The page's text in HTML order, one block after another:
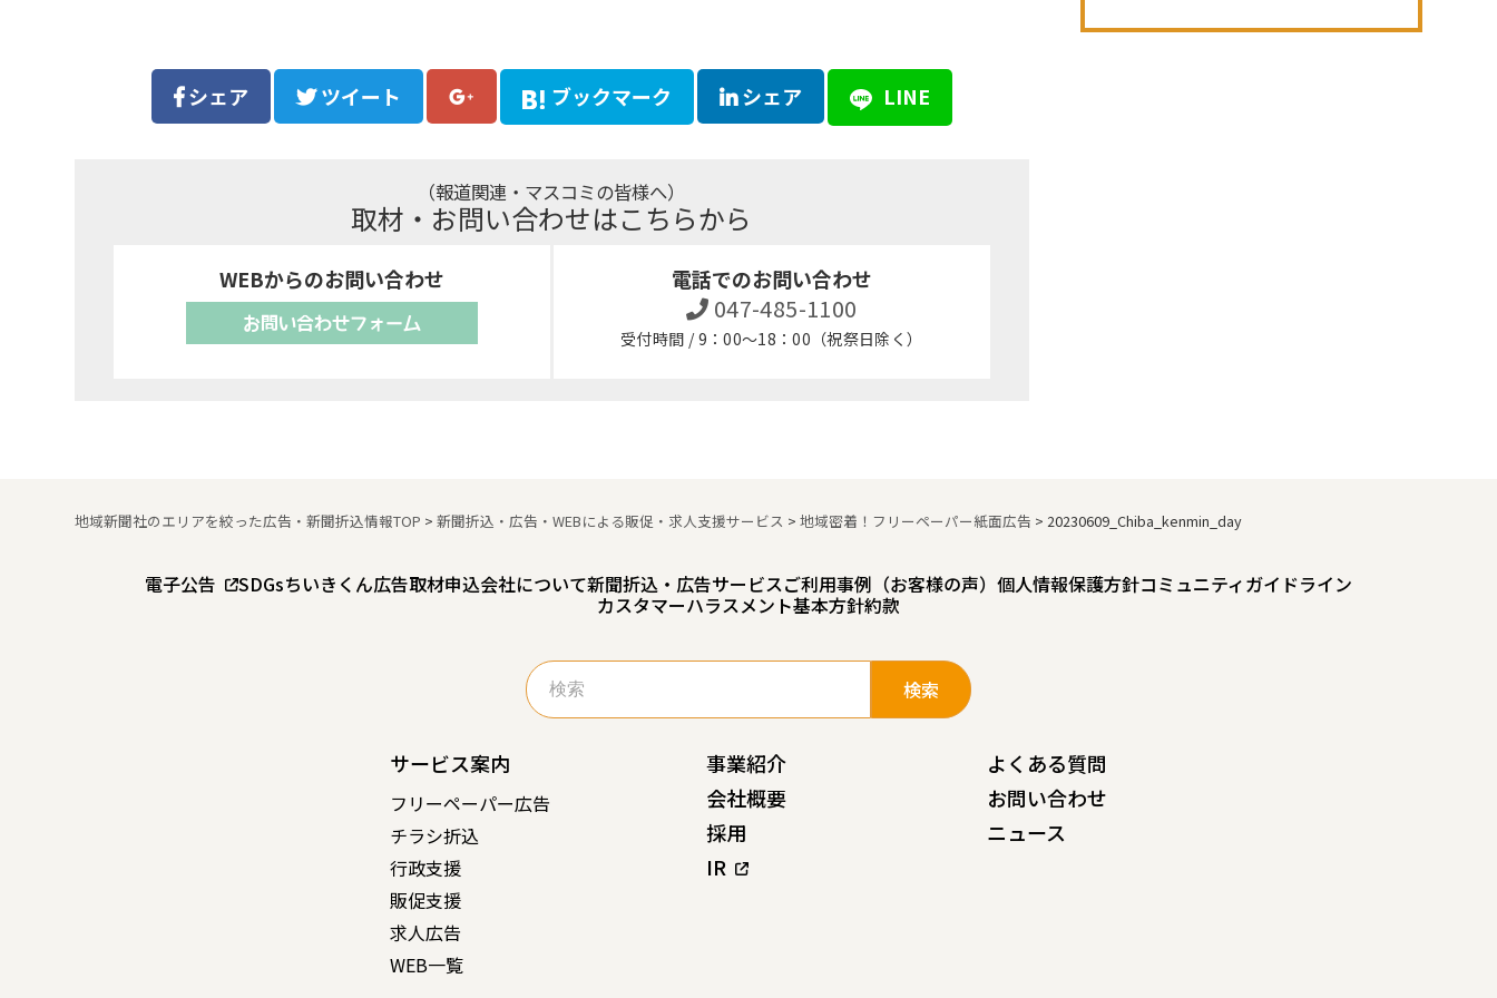
シェア ツイート ブックマーク シェア LINE
（報道関連・マスコミの皆様へ）
取材・お問い合わせはこちらから
WEBからのお問い合わせ
お問い合わせフォーム
電話でのお問い合わせ
047-485-1100
受付時間 / 9：00～18：00（祝祭日除く）
地域新聞社のエリアを絞った広告・新聞折込情報TOP >新聞折込・広告・WEBによる販促・求人支援サービス >地域密着！フリーペーパー紙面広告 > 20230609_Chiba_kenmin_day
電子公告 SDGsちいきくん広告取材申込会社について新聞折込・広告サービスご利用事例（お客様の声） 個人情報保護方針コミュニティガイドライン
カスタマーハラスメント基本方針約款
検
索:
サービス案内
フリーペーパー広告
チラシ折込
行政支援
販促支援
求人広告
WEB一覧
事業紹介
会社概要
採用
IR
よくある質問
お問い合わせ
ニュース